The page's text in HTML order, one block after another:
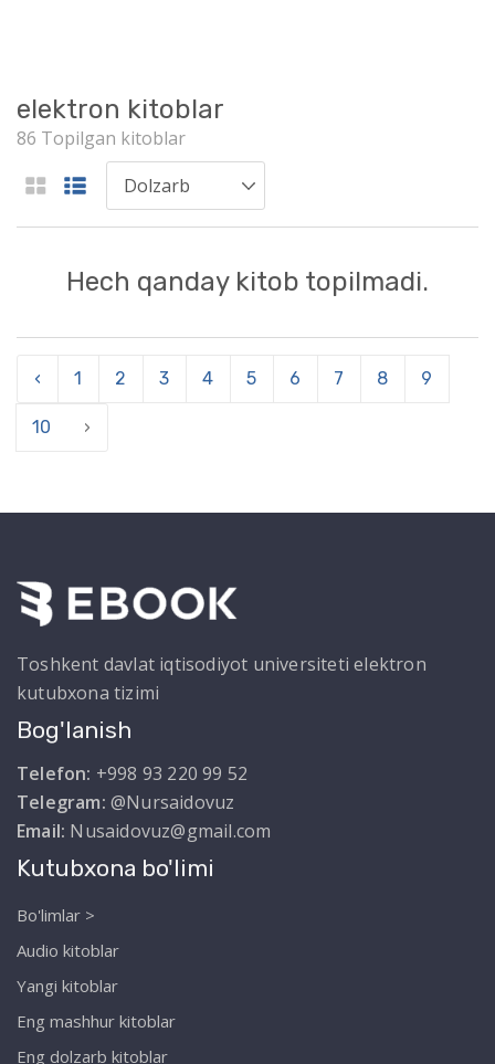
elektron kitoblar
86 Topilgan kitoblar
Hech qanday kitob topilmadi.
‹ 1 2 3 4 5 6 7 8 9
10 ›
Toshkent davlat iqtisodiyot universiteti elektron
kutubxona tizimi
Bog'lanish
Telefon: +998 93 220 99 52
Telegram: @Nursaidovuz
Email: Nusaidovuz@gmail.com
Kutubxona bo'limi
Bo'limlar >
Audio kitoblar
Yangi kitoblar
Eng mashhur kitoblar
Eng dolzarb kitoblar